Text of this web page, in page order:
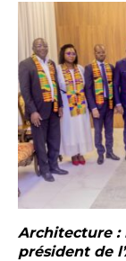
Architecture :
président de